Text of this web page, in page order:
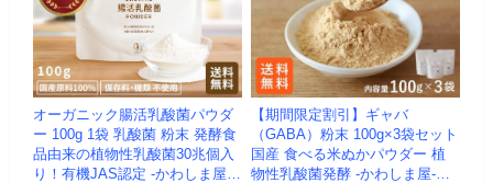
オーガニック腸活乳酸菌パウダ
ー 100g 1袋 乳酸菌 粉末 発酵食
品由来の植物性乳酸菌30兆個入
り！有機JAS認定 -かわしま屋-
【期間限定割引】ギャバ
（GABA）粉末 100g×3袋セット
国産 食べる米ぬかパウダー 植
物性乳酸菌発酵 -かわしま屋-